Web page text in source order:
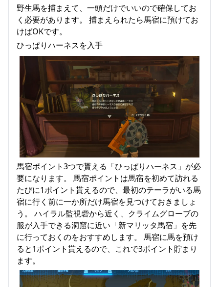
野生馬を捕まえて、一頭だけでいいので確保してお
く必要があります。 捕まえられたら馬宿に預けてお
けばOKです。
ひっぱりハーネスを入手
馬宿ポイント3つで貰える「ひっぱりハーネス」が必
要になります。 馬宿ポイントは馬宿を初めて訪れる
たびに1ポイント貰えるので、最初のテーラがいる馬
宿に行く前に一か所だけ馬宿を見つけておきましょ
う。 ハイラル監視砦から近く、クライムグローブの
服が入手できる洞窟に近い「新マリッタ馬宿」を先
に行っておくのをおすすめします。 馬宿に馬を預け
ると1ポイント貰えるので、これで3ポイント貯まり
ます。